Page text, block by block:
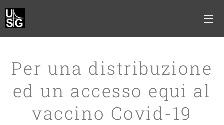
Per una distribuzione
ed un accesso equi al
vaccino Covid-19